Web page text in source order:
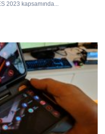
2023 kapsamında...